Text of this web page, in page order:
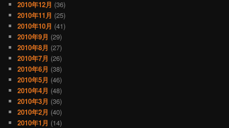
2010年12月 (36)
2010年11月 (25)
2010年10月 (41)
2010年9月 (29)
2010年8月 (27)
2010年7月 (26)
2010年6月 (38)
2010年5月 (46)
2010年4月 (48)
2010年3月 (36)
2010年2月 (40)
2010年1月 (14)